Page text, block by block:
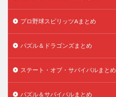
プロ野球スピリッツAまとめ
パズル＆ドラゴンズまとめ
ステート・オブ・サバイバルまとめ
パズル＆サバイバルまとめ